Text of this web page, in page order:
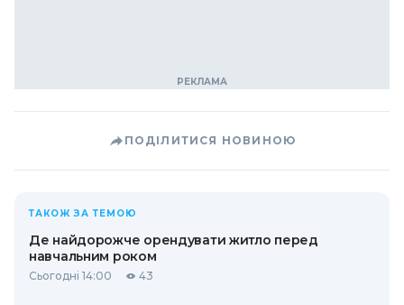
ПОДІЛИТИСЯ НОВИНОЮ
ТАКОЖ ЗА ТЕМОЮ
Де найдорожче орендувати житло перед
навчальним роком
Сьогодні 14:00 43